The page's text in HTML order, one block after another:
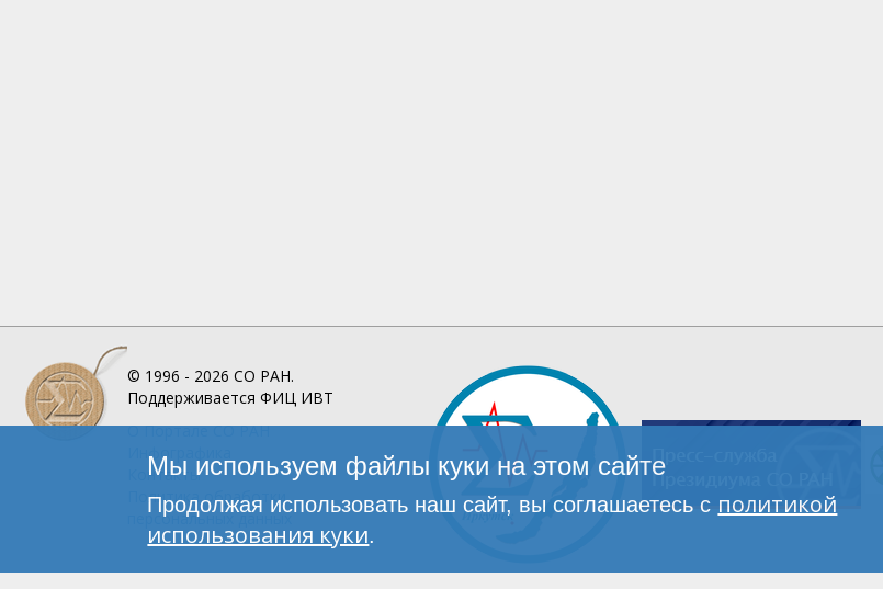
© 1996 - 2026 СО РАН.
Поддерживается ФИЦ ИВТ
О ПорталеСО РАН
Инфографика
Контакты
Политика обработки
персональных данных
Мы используем файлы куки на этом сайте
Продолжая использовать наш сайт, вы соглашаетесь с политикой
использования куки.